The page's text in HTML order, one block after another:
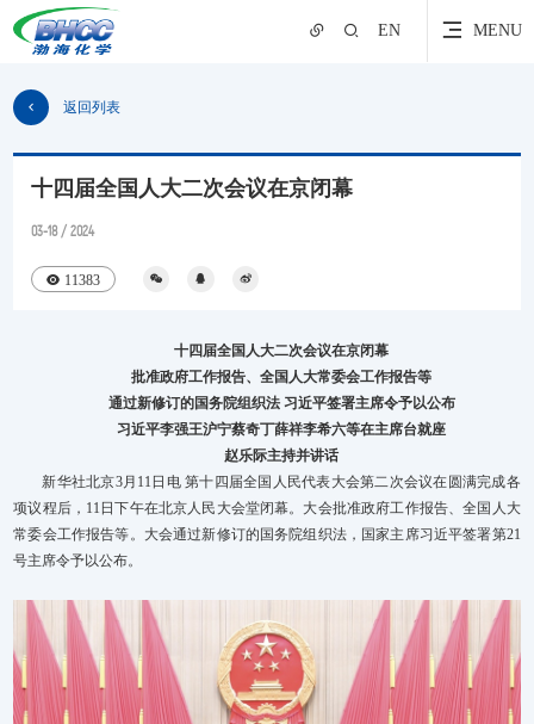
EN MENU
返回列表
十四届全国人大二次会议在京闭幕
03-18 / 2024
11383
十四届全国人大二次会议在京闭幕
批准政府工作报告、全国人大常委会工作报告等
通过新修订的国务院组织法 习近平签署主席令予以公布
习近平李强王沪宁蔡奇丁薛祥李希六等在主席台就座
赵乐际主持并讲话
新华社北京3月11日电 第十四届全国人民代表大会第二次会议在圆满完成各
项议程后，11日下午在北京人民大会堂闭幕。大会批准政府工作报告、全国人大
常委会工作报告等。大会通过新修订的国务院组织法，国家主席习近平签署第21
号主席令予以公布。